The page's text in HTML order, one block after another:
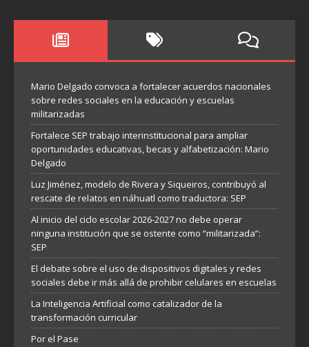
Mario Delgado convoca a fortalecer acuerdos nacionales
sobre redes sociales en la educación y escuelas
militarizadas
Fortalece SEP trabajo interinstitucional para ampliar
oportunidades educativas, becas y alfabetización: Mario
Delgado
Luz Jiménez, modelo de Rivera y Siqueiros, contribuyó al
rescate de relatos en náhuatl como traductora: SEP
Al inicio del ciclo escolar 2026-2027 no debe operar
ninguna institución que se ostente como “militarizada”:
SEP
El debate sobre el uso de dispositivos digitales y redes
sociales debe ir más allá de prohibir celulares en escuelas
La Inteligencia Artificial como catalizador de la
transformación curricular
Por el Pase